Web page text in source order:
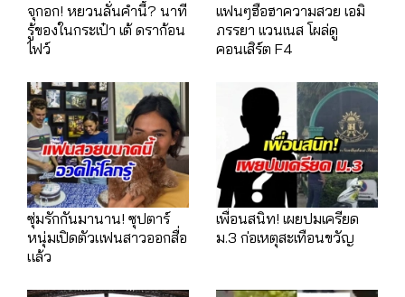
จุกอก! หยวนลั่นคำนี้? นาที
รู้ของในกระเป๋า เต้ ดราก้อน
ไฟว์
เเฟนๆฮือฮาความสวย เอมิ
ภรรยา เเวนเนส โผล่ดู
คอนเสิร์ต F4
ซุ่มรักกันมานาน! ซุปตาร์
หนุ่มเปิดตัวแฟนสาวออกสื่อ
แล้ว
เพื่อนสนิท! เผยปมเครียด
ม.3 ก่อเหตุสะเทือนขวัญ